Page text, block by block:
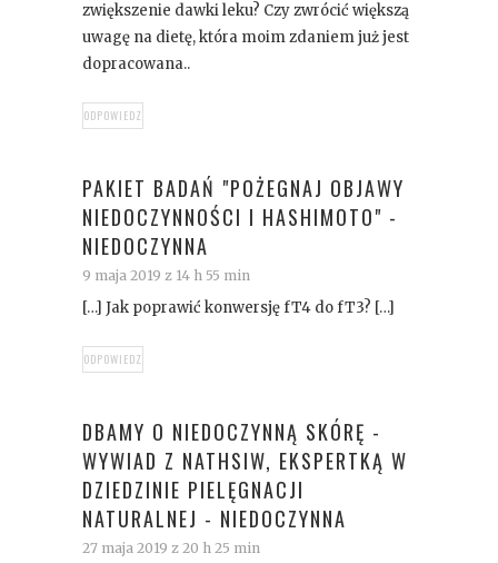
zwiększenie dawki leku? Czy zwrócić większą
uwagę na dietę, która moim zdaniem już jest
dopracowana..
ODPOWIEDZ
PAKIET BADAŃ "POŻEGNAJ OBJAWY
NIEDOCZYNNOŚCI I HASHIMOTO" -
NIEDOCZYNNA
9 maja 2019 z 14 h 55 min
[…] Jak poprawić konwersję fT4 do fT3? […]
ODPOWIEDZ
DBAMY O NIEDOCZYNNĄ SKÓRĘ -
WYWIAD Z NATHSIW, EKSPERTKĄ W
DZIEDZINIE PIELĘGNACJI
NATURALNEJ - NIEDOCZYNNA
27 maja 2019 z 20 h 25 min